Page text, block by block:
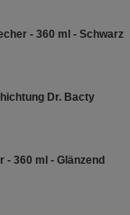
- 360 ml - Schwarz
Dr. Bacty
360 ml - Glänzend